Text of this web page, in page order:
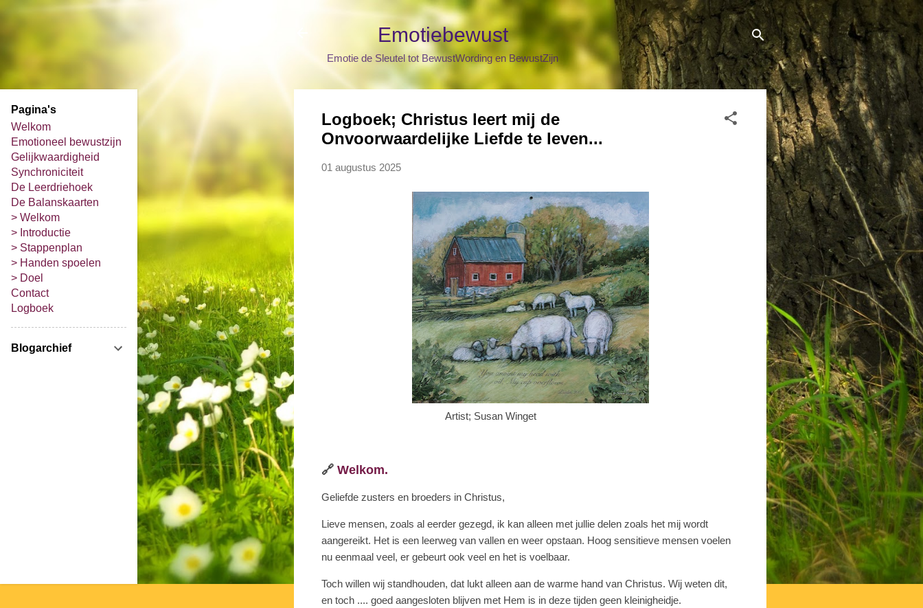
Doorgaan naar hoofdcontent
Emotiebewust
Emotie de Sleutel tot BewustWording en BewustZijn
Logboek; Christus leert mij de
Onvoorwaardelijke Liefde te leven...
01 augustus 2025
Artist; Susan Winget
🔗 Welkom.
Geliefde zusters en broeders in Christus,
Lieve mensen, zoals al eerder gezegd, ik kan alleen met jullie delen zoals het mij wordt
aangereikt. Het is een leerweg van vallen en weer opstaan. Hoog sensitieve mensen voelen
nu eenmaal veel, er gebeurt ook veel en het is voelbaar.
Toch willen wij standhouden, dat lukt alleen aan de warme hand van Christus. Wij weten dit,
en toch .... goed aangesloten blijven met Hem is in deze tijden geen kleinigheidje.
Pagina's
Welkom
Emotioneel bewustzijn
Gelijkwaardigheid
Synchroniciteit
De Leerdriehoek
De Balanskaarten
> Welkom
> Introductie
> Stappenplan
> Handen spoelen
> Doel
Contact
Logboek
Blogarchief